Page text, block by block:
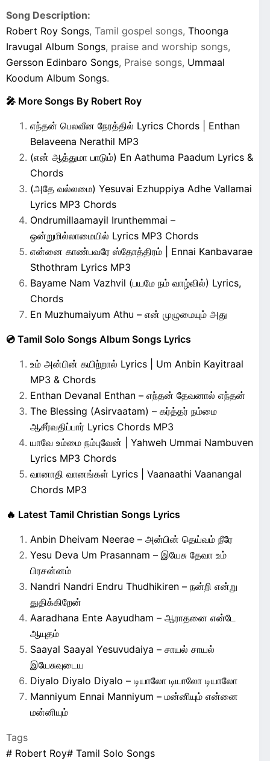
Song Description:
Robert Roy Songs, Tamil gospel songs, Thoonga
Iravugal Album Songs, praise and worship songs,
Gersson Edinbaro Songs, Praise songs, Ummaal
Koodum Album Songs.
🎤 More Songs By Robert Roy
எந்தன் பெலவீன நேரத்தில் Lyrics Chords | Enthan
Belaveena Nerathil MP3
(என் ஆத்துமா பாடும்) En Aathuma Paadum Lyrics &
Chords
(அதே வல்லமை) Yesuvai Ezhuppiya Adhe Vallamai
Lyrics MP3 Chords
Ondrumillaamayil Irunthemmai –
ஒன்றுமில்லாமையில் Lyrics MP3 Chords
என்னை காண்பவரே ஸ்தோத்திரம் | Ennai Kanbavarae
Sthothram Lyrics MP3
Bayame Nam Vazhvil (பயமே நம் வாழ்வில்) Lyrics,
Chords
En Muzhumaiyum Athu – என் முழுமையும் அது
💿 Tamil Solo Songs Album Songs Lyrics
உம் அன்பின் கயிற்றால் Lyrics | Um Anbin Kayitraal
MP3 & Chords
Enthan Devanal Enthan – எந்தன் தேவனால் எந்தன்
The Blessing (Asirvaatam) – கர்த்தர் நம்மை
ஆசீர்வதிப்பார் Lyrics Chords MP3
யாவே உம்மை நம்புவேன் | Yahweh Ummai Nambuven
Lyrics MP3 Chords
வானாதி வானங்கள் Lyrics | Vaanaathi Vaanangal
Chords MP3
🔥 Latest Tamil Christian Songs Lyrics
Anbin Dheivam Neerae – அன்பின் தெய்வம் நீரே
Yesu Deva Um Prasannam – இயேசு தேவா உம்
பிரசன்னம்
Nandri Nandri Endru Thudhikiren – நன்றி என்று
துதிக்கிறேன்
Aaradhana Ente Aayudham – ஆராதனை என்டே
ஆயுதம்
Saayal Saayal Yesuvudaiya – சாயல் சாயல்
இயேசுவுடைய
Diyalo Diyalo Diyalo – டியாலோ டியாலோ டியாலோ
Manniyum Ennai Manniyum – மன்னியும் என்னை
மன்னியும்
Tags
# Robert Roy# Tamil Solo Songs